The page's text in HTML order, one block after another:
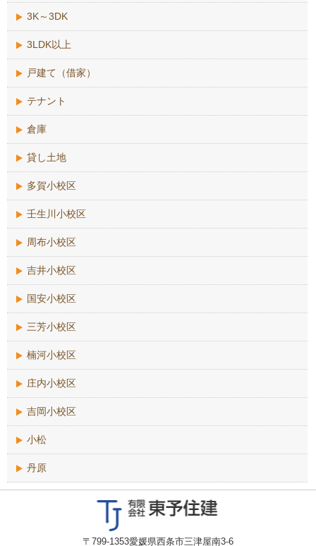
3K～3DK
3LDK以上
戸建て（借家）
テナント
倉庫
貸し土地
多賀小校区
壬生川小校区
周布小校区
吉井小校区
国安小校区
三芳小校区
楠河小校区
庄内小校区
吉岡小校区
小松
丹原
〒799-1353愛媛県西条市三津屋南3-6